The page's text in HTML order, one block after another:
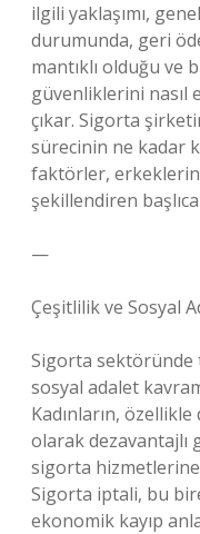
ilgili yaklaşımı,
durumunda, geri
mantıklı olduğu ve
güvenliklerini nasıl
çıkar. Sigorta
sürecinin ne kadar
faktörler, erkeklerin
şekillendiren
—
Çeşitlilik ve Sosyal
Sigorta sektöründe
sosyal adalet
Kadınların,
olarak
sigorta hizmetlerine
Sigorta iptali, bu
ekonomik kayıp